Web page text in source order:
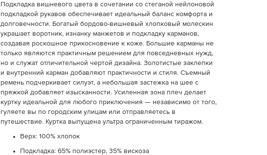
Подкладка вишневого цвета в сочетании со стеганой нейлоновой
подкладкой рукавов обеспечивает идеальный баланс комфорта и
долговечности. Богатый бордово-вишневый хлопковый молескин
украшает воротник, изнанку манжетов и подкладку карманов,
создавая роскошное прикосновение к коже. Большие карманы не
только являются практичным решением для повседневных нужд,
но и служат отличительной чертой дизайна. Золотистые заклепки
и внутренний карман добавляют практичности и стиля. Cъемный
ремень подчеркивает силуэт, а небольшая застежка на шее с
пряжкой добавляет изысканности. Усиленная зона плеч делает
куртку идеальной для любого приключения — независимо от того,
гуляете вы по городским улицам или отправляетесь в
путешествие. Куртка выпущена ультра ограниченным тиражом.
Верх: 100% хлопок
Подкладка: 65% полиэстер, 35% вискоза